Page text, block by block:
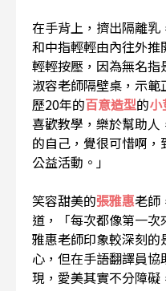
在手背上，擠出隔離
和中指輕輕由內往外
輕輕按壓，因為無名
淑容老師隔壁桌，示
歷20年的百意造型的小
喜歡教學，樂於幫助
的自己，覺很可惜啊
公益活動。」
笑容甜美的張雅惠老師
道，「每次都像第一次
雅惠老師印象較深刻
心，但在手語翻譯員
現，愛美其實不分障